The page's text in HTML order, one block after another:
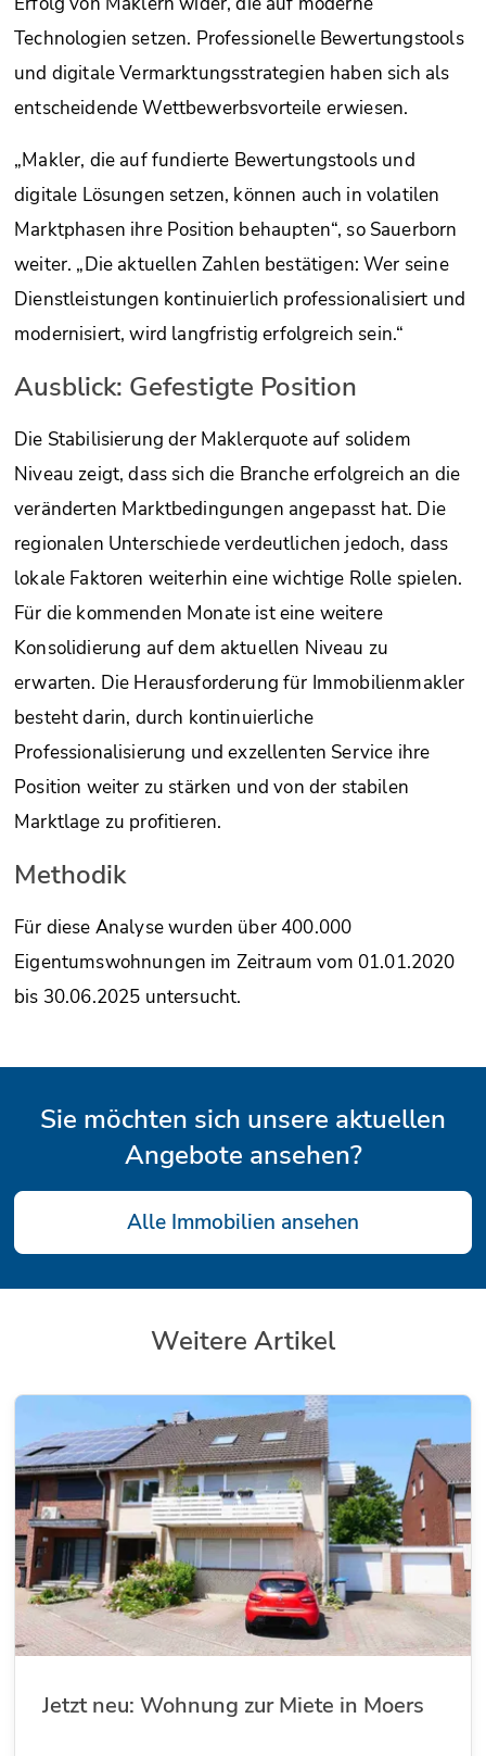
Technologien setzen. Professionelle Bewertungstools
und digitale Vermarktungsstrategien haben sich als
entscheidende Wettbewerbsvorteile erwiesen.
„Makler, die auf fundierte Bewertungstools und
digitale Lösungen setzen, können auch in volatilen
Marktphasen ihre Position behaupten“, so Sauerborn
weiter. „Die aktuellen Zahlen bestätigen: Wer seine
Dienstleistungen kontinuierlich professionalisiert und
modernisiert, wird langfristig erfolgreich sein.“
Ausblick: Gefestigte Position
Die Stabilisierung der Maklerquote auf solidem
Niveau zeigt, dass sich die Branche erfolgreich an die
veränderten Marktbedingungen angepasst hat. Die
regionalen Unterschiede verdeutlichen jedoch, dass
lokale Faktoren weiterhin eine wichtige Rolle spielen.
Für die kommenden Monate ist eine weitere
Konsolidierung auf dem aktuellen Niveau zu
erwarten. Die Herausforderung für Immobilienmakler
besteht darin, durch kontinuierliche
Professionalisierung und exzellenten Service ihre
Position weiter zu stärken und von der stabilen
Marktlage zu profitieren.
Methodik
Für diese Analyse wurden über 400.000
Eigentumswohnungen im Zeitraum vom 01.01.2020
bis 30.06.2025 untersucht.
Sie möchten sich unsere aktuellen
Angebote ansehen?
Alle Immobilien ansehen
Weitere Artikel
Jetzt neu: Wohnung zur Miete in Moers